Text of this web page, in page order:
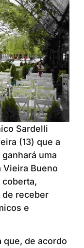
Sardelli
(13) que a
uma
Vieira Bueno
coberta,
de receber
e
que, de acordo